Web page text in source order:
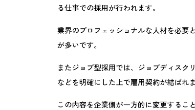
る仕事での採用が行われます。
業界のプロフェッショナルな人材を必要
が多いです。
またジョブ型採用では、ジョブディスク
などを明確にした上で雇用契約が結ばれま
この内容を企業側が一方的に変更するこ